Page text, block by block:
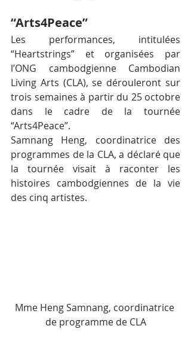
“Arts4Peace”
Les performances, intitulées
“Heartstrings” et organisées par
l’ONG cambodgienne Cambodian
Living Arts (CLA), se dérouleront sur
trois semaines à partir du 25 octobre
dans le cadre de la tournée
“Arts4Peace”.
Samnang Heng, coordinatrice des
programmes de la CLA, a déclaré que
la tournée visait à raconter les
histoires cambodgiennes de la vie
des cinq artistes.
Mme Heng Samnang, coordinatrice
de programme de CLA